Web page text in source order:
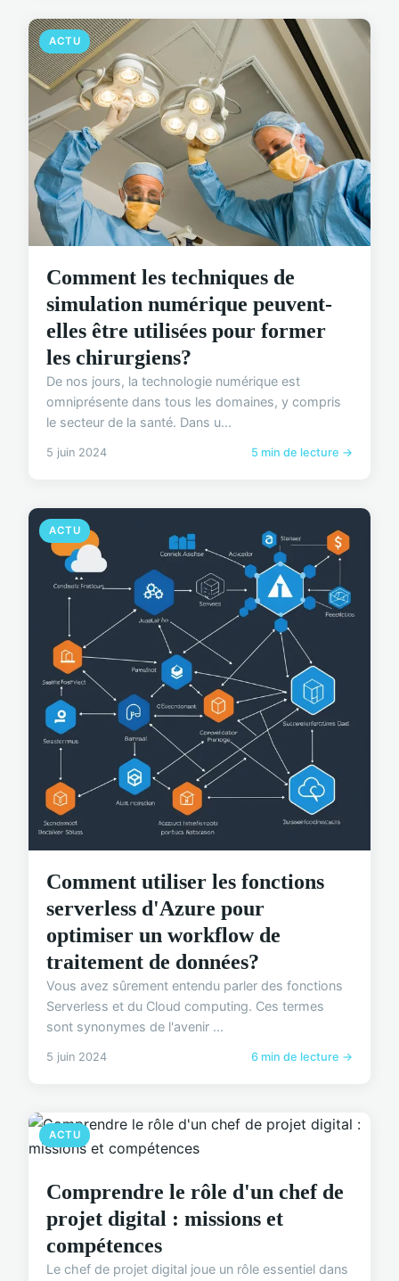
ACTU
Comment les techniques de
simulation numérique peuvent-
elles être utilisées pour former
les chirurgiens?
De nos jours, la technologie numérique est
omniprésente dans tous les domaines, y compris
le secteur de la santé. Dans u...
5 juin 2024 5 min de lecture →
ACTU
Comment utiliser les fonctions
serverless d'Azure pour
optimiser un workflow de
traitement de données?
Vous avez sûrement entendu parler des fonctions
Serverless et du Cloud computing. Ces termes
sont synonymes de l'avenir ...
5 juin 2024 6 min de lecture →
ACTU
Comprendre le rôle d'un chef de
projet digital : missions et
compétences
Le chef de projet digital joue un rôle essentiel dans